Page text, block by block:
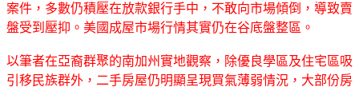
案件，多數仍積壓在放款銀行手中，不敢向市場傾倒，導致賣
盤受到壓抑。美國成屋市場行情其實仍在谷底盤整區。
以筆者在亞裔群聚的南加州實地觀察，除優良學區及住宅區吸
引移民族群外，二手房屋仍明顯呈現買氣薄弱情況，大部份房